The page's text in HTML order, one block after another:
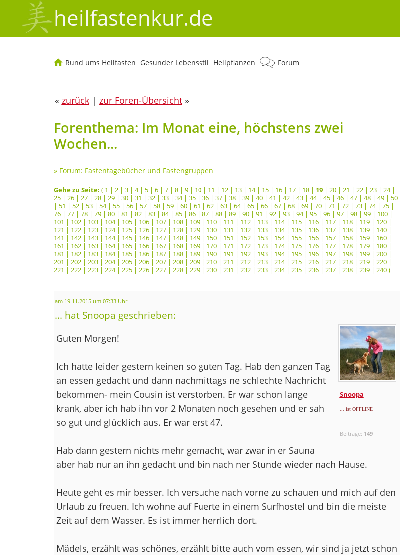
heilfastenkur.de
Rund ums Heilfasten Gesunder Lebensstil Heilpflanzen Forum
« zurück| zur Foren-Übersicht»
Forenthema: Im Monat eine, höchstens zwei
Wochen...
» Forum: Fastentagebücher und Fastengruppen
Gehe zu Seite: ( 1 | 2| 3| 4| 5| 6| 7| 8| 9| 10| 11 | 12| 13| 14| 15| 16| 17| 18| 19| 20| 21 | 22| 23| 24|
25| 26| 27| 28| 29| 30| 31 | 32| 33| 34| 35| 36| 37| 38| 39| 40| 41 | 42| 43| 44| 45| 46| 47| 48| 49| 50
| 51 | 52| 53| 54| 55| 56| 57| 58| 59| 60| 61 | 62| 63| 64| 65| 66| 67| 68| 69| 70| 71 | 72| 73| 74| 75|
76| 77| 78| 79| 80| 81 | 82| 83| 84| 85| 86| 87| 88| 89| 90| 91 | 92| 93| 94| 95| 96| 97| 98| 99| 100|
101 | 102| 103| 104| 105| 106| 107| 108| 109| 110| 111 | 112| 113| 114| 115| 116| 117| 118| 119| 120|
121 | 122| 123| 124| 125| 126| 127| 128| 129| 130| 131 | 132| 133| 134| 135| 136| 137| 138| 139| 140|
141 | 142| 143| 144| 145| 146| 147| 148| 149| 150| 151 | 152| 153| 154| 155| 156| 157| 158| 159| 160|
161 | 162| 163| 164| 165| 166| 167| 168| 169| 170| 171 | 172| 173| 174| 175| 176| 177| 178| 179| 180|
181 | 182| 183| 184| 185| 186| 187| 188| 189| 190| 191 | 192| 193| 194| 195| 196| 197| 198| 199| 200|
201 | 202| 203| 204| 205| 206| 207| 208| 209| 210| 211 | 212| 213| 214| 215| 216| 217| 218| 219| 220|
221 | 222| 223| 224| 225| 226| 227| 228| 229| 230| 231 | 232| 233| 234| 235| 236| 237| 238| 239| 240)
am 19.11.2015 um 07:33 Uhr
... hat Snoopa geschrieben:
Snoopa
... ist OFFLINE
Beiträge: 149
Guten Morgen!
Ich hatte leider gestern keinen so guten Tag. Hab den ganzen Tag
an essen gedacht und dann nachmittags ne schlechte Nachricht
bekommen- mein Cousin ist verstorben. Er war schon lange
krank, aber ich hab ihn vor 2 Monaten noch gesehen und er sah
so gut und glücklich aus. Er war erst 47.
Hab dann gestern nichts mehr gemacht, war zwar in er Sauna
aber hab nur an ihn gedacht und bin nach ner Stunde wieder nach Hause.
Heute geht es mir besser. Ich versuche nach vorne zu schauen und mich auf den
Urlaub zu freuen. Ich wohne auf Fuerte in einem Surfhostel und bin die meiste
Zeit auf dem Wasser. Es ist immer herrlich dort.
Mädels, erzählt was schönes, erzählt bitte auch vom essen, wir sind ja jetzt schon